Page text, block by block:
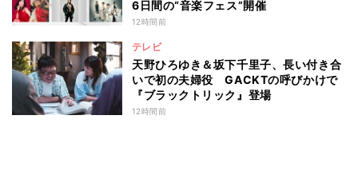
6日間の“音楽フェス”開催
12時間前
テレビ
天野ひろゆき＆坂下千里子、長い付き合
いで初の夫婦役 GACKTの呼びかけで
『ブラックトリック』登場
12時間前